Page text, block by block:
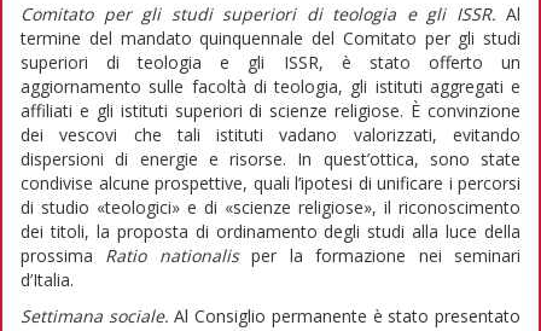
Comitato per gli studi superiori di teologia e gli ISSR. Al
termine del mandato quinquennale del Comitato per gli studi
superiori di teologia e gli ISSR, è stato offerto un
aggiornamento sulle facoltà di teologia, gli istituti aggregati e
affiliati e gli istituti superiori di scienze religiose. È convinzione
dei vescovi che tali istituti vadano valorizzati, evitando
dispersioni di energie e risorse. In quest’ottica, sono state
condivise alcune prospettive, quali l’ipotesi di unificare i percorsi
di studio «teologici» e di «scienze religiose», il riconoscimento
dei titoli, la proposta di ordinamento degli studi alla luce della
prossima Ratio nationalisper la formazione nei seminari
d’Italia.
Settimana sociale.Al Consiglio permanente è stato presentato